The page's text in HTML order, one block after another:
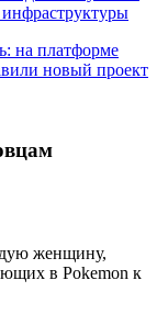
на платформе
новый проект
женщину,
в Pokemon к